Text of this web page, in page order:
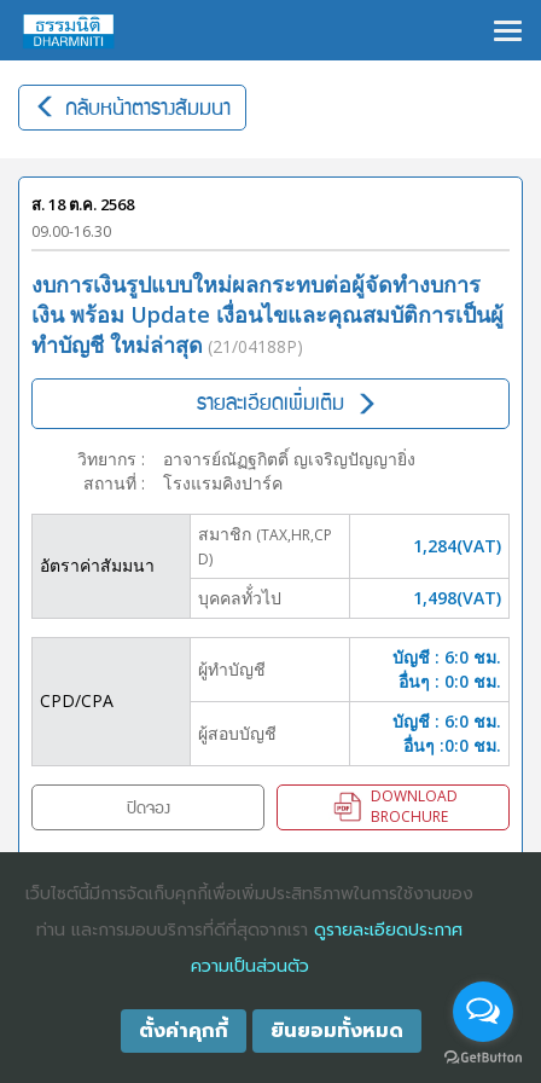
กลับหน้าตารางสัมมนา
ส. 18 ต.ค. 2568
09.00-16.30
งบการเงินรูปแบบใหม่ผลกระทบต่อผู้จัดทำงบการ
เงิน พร้อม Update เงื่อนไขและคุณสมบัติการเป็นผู้
ทำบัญชี ใหม่ล่าสุด (21/04188P)
รายละเอียดเพิ่มเติม
วิทยากร :
อาจารย์ณัฏฐกิตติ์ ญเจริญปัญญายิ่ง
สถานที่ : โรงแรมคิงปาร์ค
อัตราค่าสัมมนา
สมาชิก (TAX,HR,CP
D)
1,284(VAT)
บุคคลทั้่วไป 1,498(VAT)
CPD/CPA
ผู้ทำบัญชี
บัญชี : 6:0 ชม.
อื่นๆ : 0:0 ชม.
ผู้สอบบัญชี
บัญชี : 6:0 ชม.
อื่นๆ :0:0 ชม.
ปิดจอง
DOWNLOAD
BROCHURE
COPYRIGHT ©2025 DHARMNITI SEMINAR AND TRAINING CO., LTD
RIGHTS RESERVED. E-COMMERCIAL REGISTRATION 0105529026680
เว็บไซต์นี้มีการจัดเก็บคุกกี้เพื่อเพิ่มประสิทธิภาพในการใช้งานของ
ท่าน และการมอบบริการที่ดีที่สุดจากเรา ดูรายละเอียดประกาศ
ความเป็นส่วนตัว
ตั้งค่าคุกกี้ ยินยอมทั้งหมด
×